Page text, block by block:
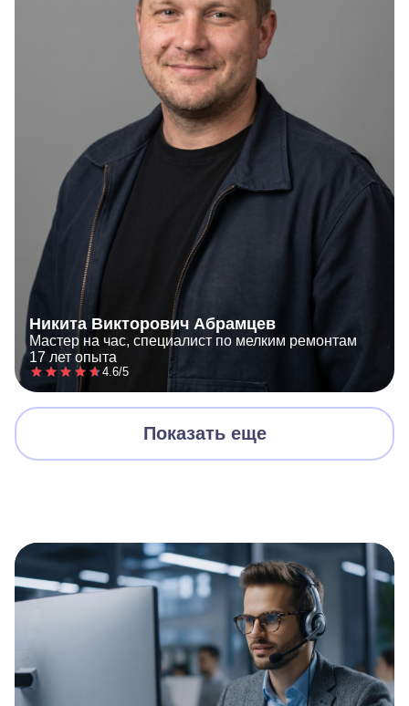
Никита Викторович Абрамцев
Мастер на час, специалист по мелким ремонтам
17 лет опыта
4.6/5
Показать еще